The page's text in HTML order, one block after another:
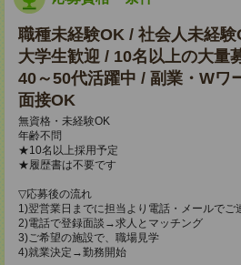
職種未経験OK / 社会人未経
大学生歓迎 / 10名以上の大量
40～50代活躍中 / 副業・Wワ
面接OK
無資格・未経験OK
年齢不問
★10名以上採用予定
★履歴書は不要です
▽応募後の流れ
1)翌営業日までに担当より電話・メールでご
2)電話で登録面談→求人とマッチング
3)ご希望の施設で、職場見学
4)就業決定→勤務開始